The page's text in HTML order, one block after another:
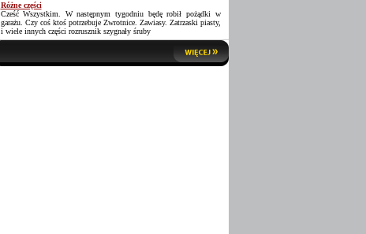
Różne części
Cześć Wszystkim. W następnym tygodniu będę robił pożądki w
garażu. Czy coś ktoś potrzebuje Zwrotnice. Zawiasy. Zatrzaski piasty,
i wiele innych części rozrusznik szygnały śruby